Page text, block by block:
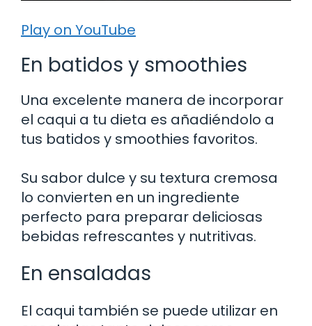
Play on YouTube
En batidos y smoothies
Una excelente manera de incorporar
el caqui a tu dieta es añadiéndolo a
tus batidos y smoothies favoritos.
Su sabor dulce y su textura cremosa
lo convierten en un ingrediente
perfecto para preparar deliciosas
bebidas refrescantes y nutritivas.
En ensaladas
El caqui también se puede utilizar en